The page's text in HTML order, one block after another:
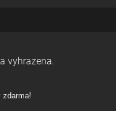
vyhrazena.
zdarma!